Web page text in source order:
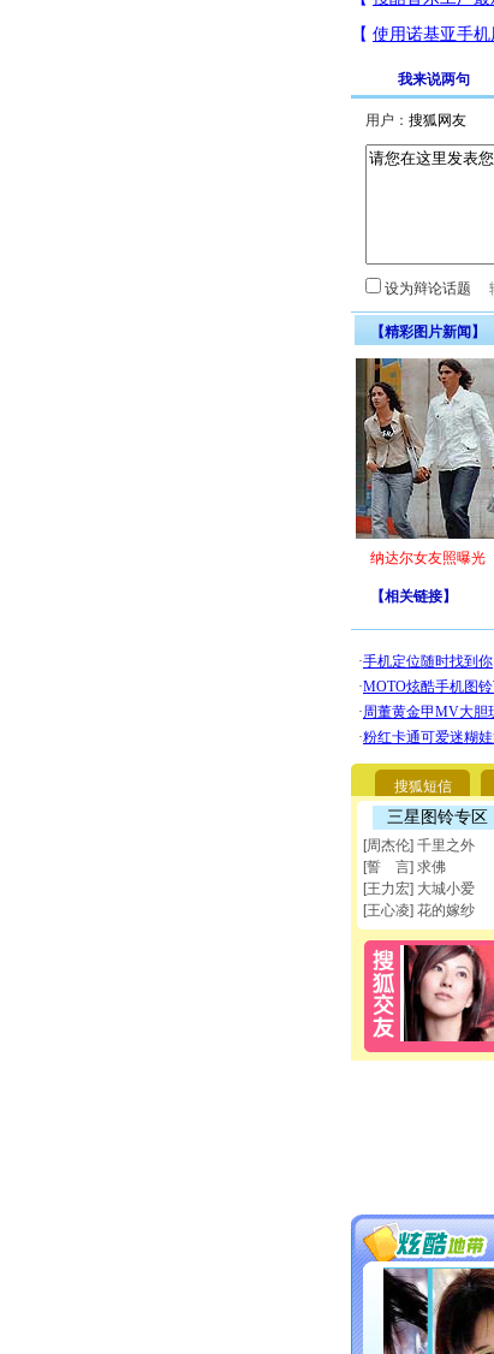
我来说两句
用户：
设为辩论话题
【精彩图片新闻】
纳达尔女友照曝光
【相关链接】
搜狐短信
三星图铃专区
[周杰伦] 千里之外
[誓 言] 求佛
[王力宏] 大城小爱
[王心凌] 花的嫁纱